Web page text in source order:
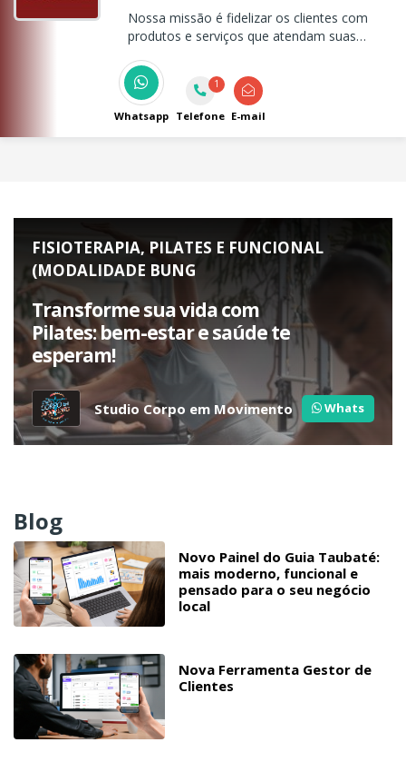
Nossa missão é fidelizar os clientes com
produtos e serviços que atendam suas
Whatsapp
1
Telefone E-mail
FISIOTERAPIA, PILATES E FUNCIONAL
(MODALIDADE BUNG
Transforme sua vida com
Pilates: bem-estar e saúde te
esperam!
Studio Corpo em Movimento Whats
Blog
Novo Painel do Guia Taubaté:
mais moderno, funcional e
pensado para o seu negócio
local
Nova Ferramenta Gestor de
Clientes